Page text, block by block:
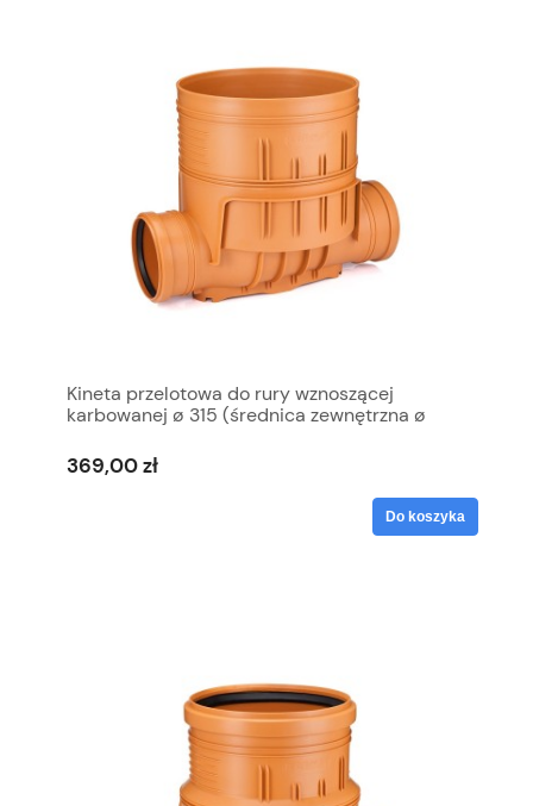
Kineta przelotowa do rury wznoszącej
karbowanej ø 315 (średnica zewnętrzna ø
369,00 zł
Do koszyka